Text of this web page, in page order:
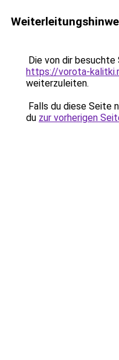
Die von dir
https://vorota-
weiterzuleiten.
Falls du diese Seite
du zur vorherigen